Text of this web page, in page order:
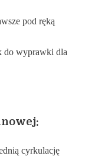
pod ręką
do wyprawki dla
cyrkulację